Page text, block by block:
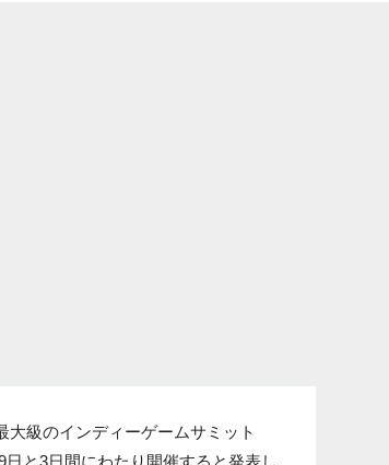
級のインディーゲームサミット
日と3日間にわたり開催すると発表し